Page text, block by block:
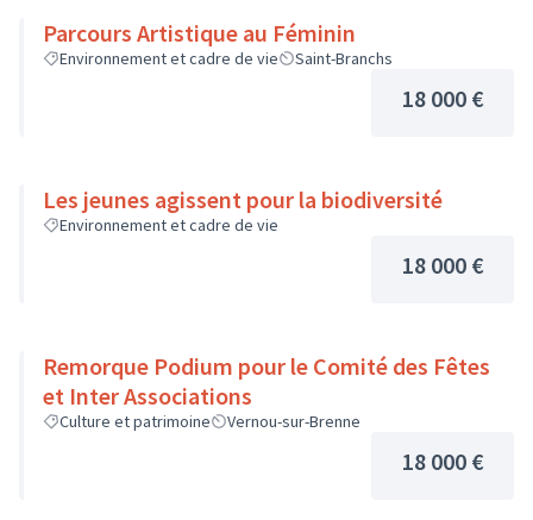
Parcours Artistique au Féminin
Environnement et cadre de vie Saint-Branchs
18 000 €
Les jeunes agissent pour la biodiversité
Environnement et cadre de vie
18 000 €
Remorque Podium pour le Comité des Fêtes
et Inter Associations
Culture et patrimoine Vernou-sur-Brenne
18 000 €